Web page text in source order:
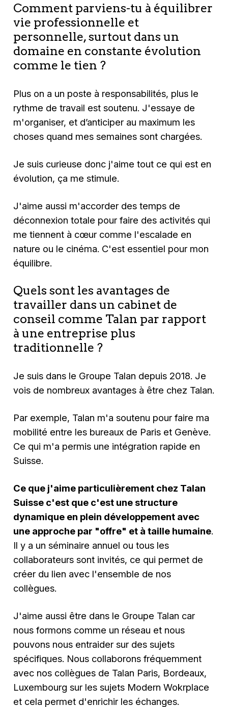
Comment parviens-tu à équilibrer
vie professionnelle et
personnelle, surtout dans un
domaine en constante évolution
comme le tien ?
Plus on a un poste à responsabilités, plus le
rythme de travail est soutenu. J'essaye de
m'organiser, et d’anticiper au maximum les
choses quand mes semaines sont chargées.
Je suis curieuse donc j'aime tout ce qui est en
évolution, ça me stimule.
J'aime aussi m'accorder des temps de
déconnexion totale pour faire des activités qui
me tiennent à cœur comme l'escalade en
nature ou le cinéma. C'est essentiel pour mon
équilibre.
Quels sont les avantages de
travailler dans un cabinet de
conseil comme Talan par rapport
à une entreprise plus
traditionnelle ?
Je suis dans le Groupe Talan depuis 2018. Je
vois de nombreux avantages à être chez Talan.
Par exemple, Talan m'a soutenu pour faire ma
mobilité entre les bureaux de Paris et Genève.
Ce qui m'a permis une intégration rapide en
Suisse.
Ce que j'aime particulièrement chez Talan
Suisse c'est que c'est une structure
dynamique en plein développement avec
une approche par "offre" et à taille humaine.
Il y a un séminaire annuel ou tous les
collaborateurs sont invités, ce qui permet de
créer du lien avec l'ensemble de nos
collègues.
J'aime aussi être dans le Groupe Talan car
nous formons comme un réseau et nous
pouvons nous entraider sur des sujets
spécifiques. Nous collaborons fréquemment
avec nos collègues de Talan Paris, Bordeaux,
Luxembourg sur les sujets Modern Wokrplace
et cela permet d'enrichir les échanges.